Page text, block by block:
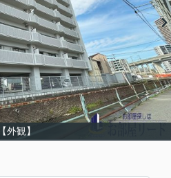
【外観】